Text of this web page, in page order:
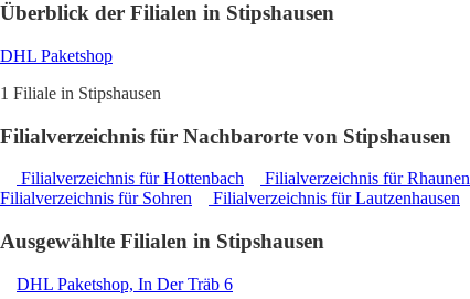
Überblick der Filialen in Stipshausen
DHL Paketshop
1 Filiale in Stipshausen
Filialverzeichnis für Nachbarorte von Stipshausen
Filialverzeichnis für Hottenbach Filialverzeichnis für Rhaunen
Filialverzeichnis für Sohren
Filialverzeichnis für Lautzenhausen
Ausgewählte Filialen in Stipshausen
DHL Paketshop, In Der Träb 6